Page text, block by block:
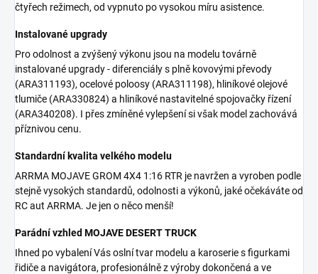
čtyřech režimech, od vypnuto po vysokou míru asistence.
Instalované upgrady
Pro odolnost a zvýšený výkonu jsou na modelu továrně
instalované upgrady - diferenciály s plně kovovými převody
(ARA311193), ocelové poloosy (ARA311198), hliníkové olejové
tlumiče (ARA330824) a hliníkové nastavitelné spojovačky řízení
(ARA340208). I přes zmíněné vylepšení si však model zachovává
příznivou cenu.
Standardní kvalita velkého modelu
ARRMA MOJAVE GROM 4X4 1:16 RTR je navržen a vyroben podle
stejně vysokých standardů, odolnosti a výkonů, jaké očekáváte od
RC aut ARRMA. Je jen o něco menší!
Parádní vzhled MOJAVE DESERT TRUCK
Ihned po vybalení Vás oslní tvar modelu a karoserie s figurkami
řidiče a navigátora, profesionálně z výroby dokončená a ve